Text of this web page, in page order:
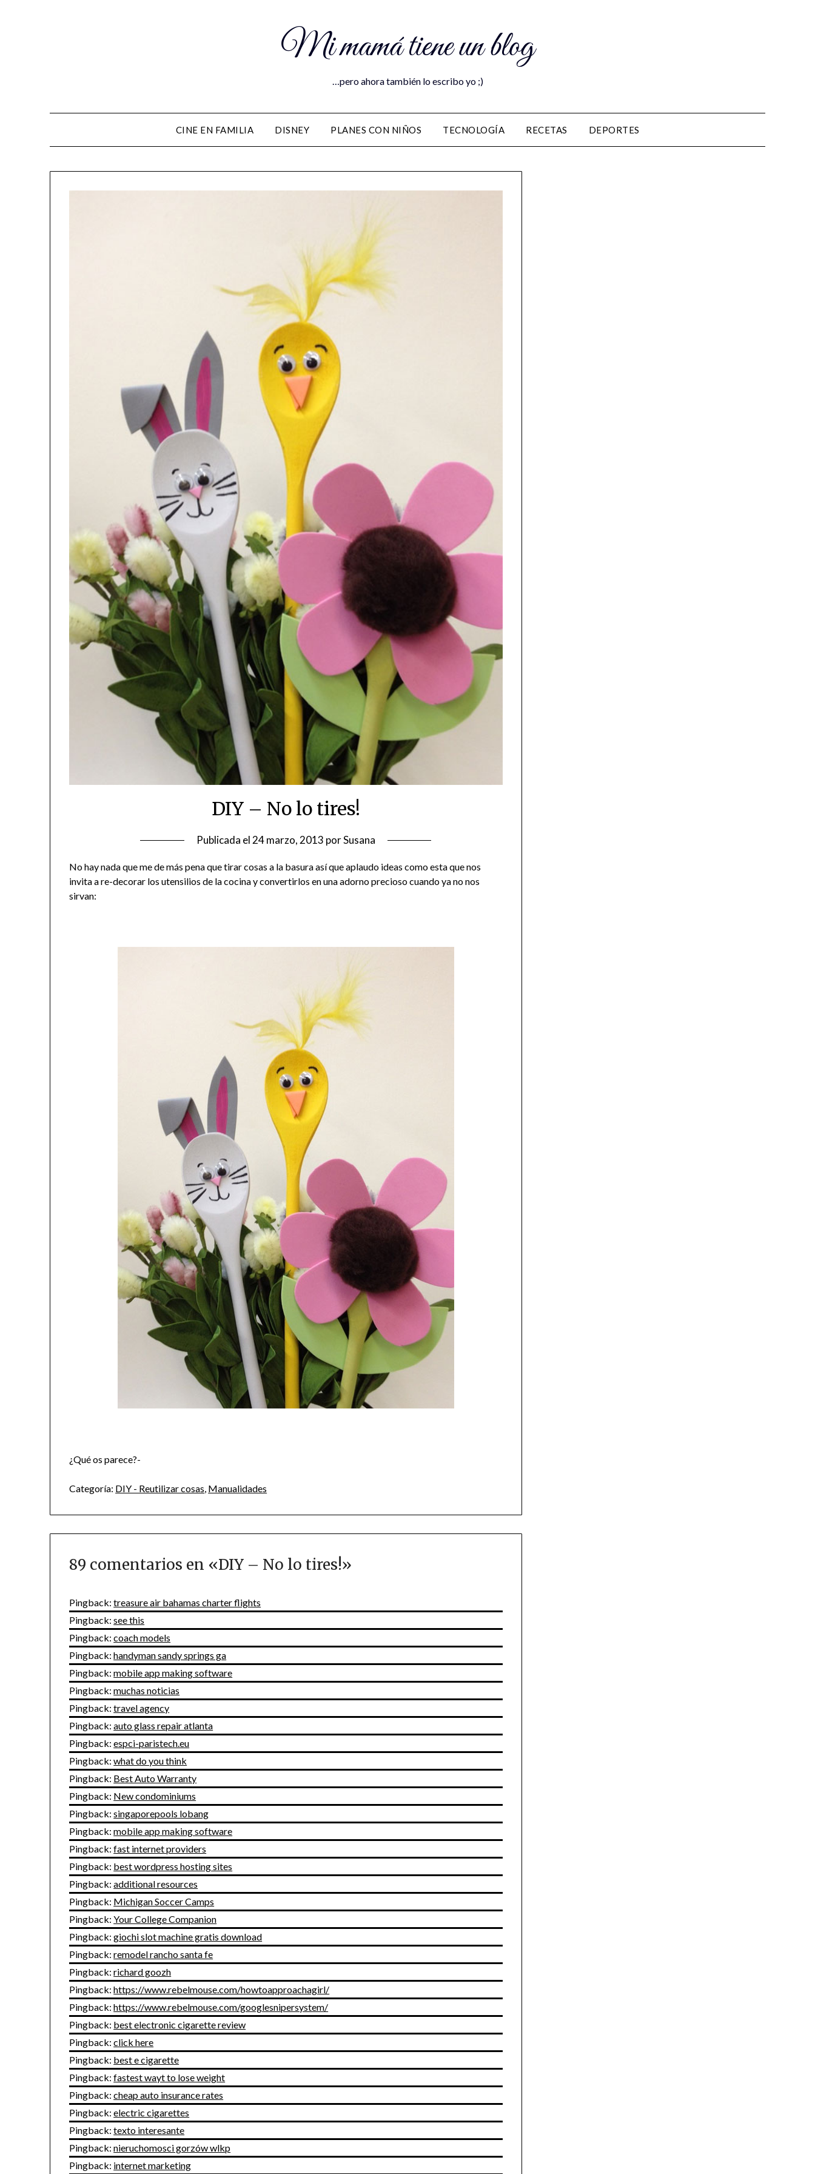
Mi mamá tiene un blog
…pero ahora también lo escribo yo ;)
CINE EN FAMILIA DISNEY PLANES CON NIÑOS TECNOLOGÍA RECETAS DEPORTES
DIY – No lo tires!
Publicada el 24 marzo, 2013 porSusana
No hay nada que me de más pena que tirar cosas a la basura así que aplaudo ideas como esta que nos
invita a re-decorar los utensilios de la cocina y convertirlos en una adorno precioso cuando ya no nos
sirvan:
¿Qué os parece?-
Categoría: DIY - Reutilizar cosas, Manualidades
89 comentarios en «DIY – No lo tires!»
Pingback:treasure air bahamas charter flights
Pingback:see this
Pingback:coach models
Pingback:handyman sandy springs ga
Pingback:mobile app making software
Pingback:muchas noticias
Pingback:travel agency
Pingback:auto glass repair atlanta
Pingback:espci-paristech.eu
Pingback:what do you think
Pingback: Best Auto Warranty
Pingback: New condominiums
Pingback:singaporepools lobang
Pingback:mobile app making software
Pingback:fast internet providers
Pingback: best wordpress hosting sites
Pingback:additional resources
Pingback: Michigan Soccer Camps
Pingback:Your College Companion
Pingback:giochi slot machine gratis download
Pingback:remodel rancho santa fe
Pingback:richard goozh
Pingback:https://www.rebelmouse.com/howtoapproachagirl/
Pingback:https://www.rebelmouse.com/googlesnipersystem/
Pingback: best electronic cigarette review
Pingback:click here
Pingback: best e cigarette
Pingback:fastest wayt to lose weight
Pingback:cheap auto insurance rates
Pingback:electric cigarettes
Pingback:texto interesante
Pingback:nieruchomosci gorzów wlkp
Pingback: internet marketing